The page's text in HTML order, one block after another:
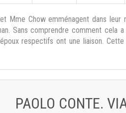
Mme Chow emménagent dans
Sans comprendre comment cela
respectifs ont une liaison.
PAOLO CONTE.